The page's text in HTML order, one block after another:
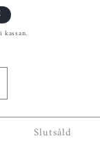
Slutsåld